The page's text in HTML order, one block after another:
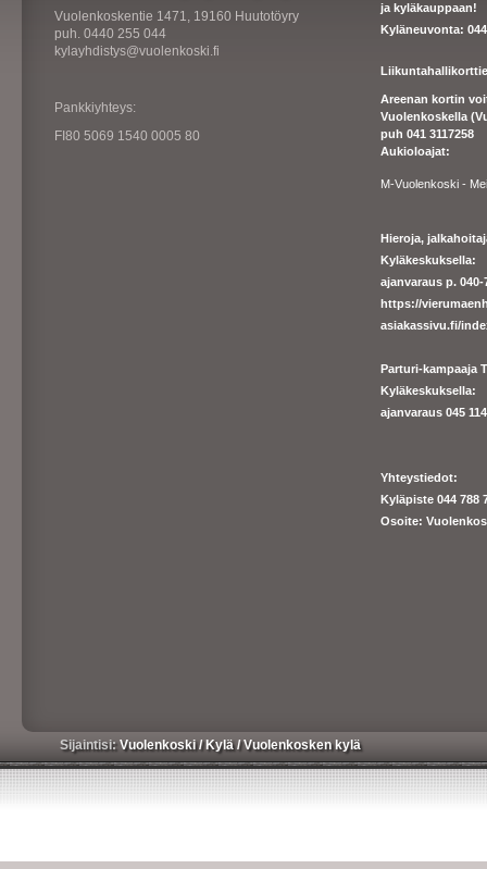
Vuolenkoskentie 1471, 19160 Huutotöyry
puh. 0440 255 044
kylayhdistys@vuolenkoski.fi
Pankkiyhteys:
FI80 5069 1540 0005 80
ja kyläkauppaan!
Kyläneuvonta: 044
Areenan kortin
Vuolenkoskella
puh 041 3117258
Aukioloajat:
M-Vuolenkoski -
Hieroja,
Kyläkeskuksella:
ajanvaraus p.
https://
asiakassivu.fi/
Parturi-kampaaja
Kyläkeskuksella:
ajanvaraus 045
Yhteystiedot:
Kyläpiste 044 788
Osoite:
Sijaintisi:Vuolenkoski/ Kylä/Vuolenkosken kylä